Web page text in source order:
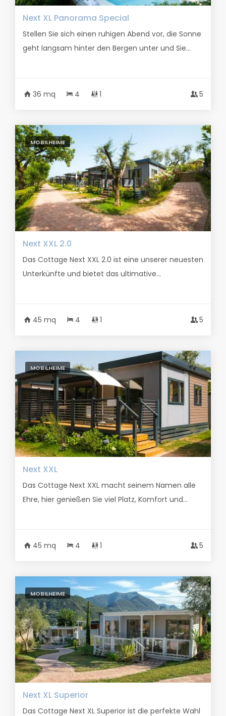
Next XL Panorama Special
Stellen Sie sich einen ruhigen Abend vor, die Sonne
geht langsam hinter den Bergen unter und Sie...
36 mq 4 1 5
MOBILHEIME
Next XXL 2.0
Das Cottage Next XXL 2.0 ist eine unserer neuesten
Unterkünfte und bietet das ultimative...
45 mq 4 1 5
MOBILHEIME
Next XXL
Das Cottage Next XXL macht seinem Namen alle
Ehre, hier genießen Sie viel Platz, Komfort und...
45 mq 4 1 5
MOBILHEIME
Next XL Superior
Das Cottage Next XL Superior ist die perfekte Wahl